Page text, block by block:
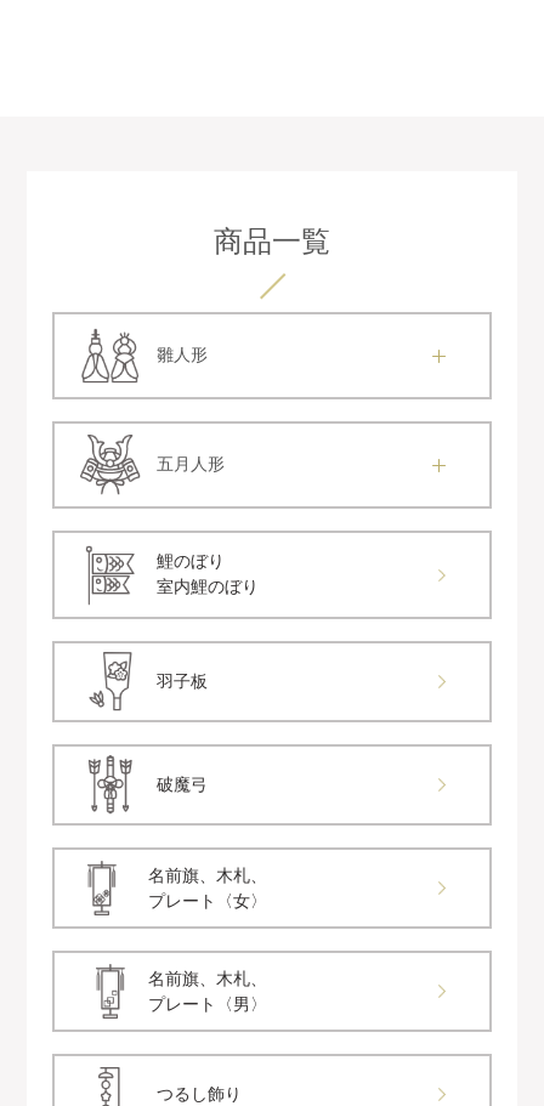
商品一覧
雛人形
五月人形
鯉のぼり
室内鯉のぼり
羽子板
破魔弓
名前旗、木札、
プレート〈女〉
名前旗、木札、
プレート〈男〉
つるし飾り